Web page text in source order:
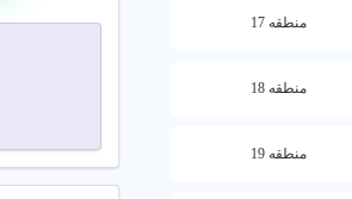
منطقه 17
منطقه 18
منطقه 19
بستگی دارد.